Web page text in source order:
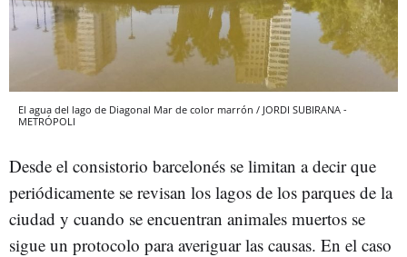
El agua del lago de Diagonal Mar de color marrón / JORDI SUBIRANA -
METRÓPOLI
Desde el consistorio barcelonés se limitan a decir que
periódicamente se revisan los lagos de los parques de la
ciudad y cuando se encuentran animales muertos se
sigue un protocolo para averiguar las causas. En el caso